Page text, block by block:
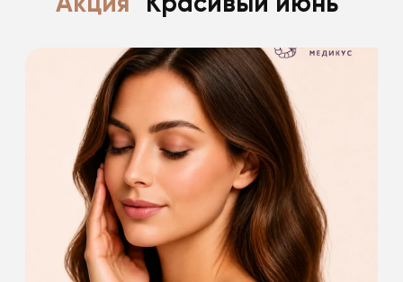
Есть что-то прекрасное в лете.
Поделимся с вами всеми секретами.